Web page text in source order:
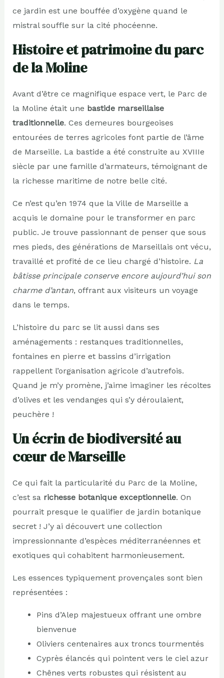
ce jardin est une bouffée d’oxygène quand le
mistral souffle sur la cité phocéenne.
Histoire et patrimoine du parc
de la Moline
Avant d’être ce magnifique espace vert, le Parc de
la Moline était une bastide marseillaise
traditionnelle. Ces demeures bourgeoises
entourées de terres agricoles font partie de l’âme
de Marseille. La bastide a été construite au XVIIIe
siècle par une famille d’armateurs, témoignant de
la richesse maritime de notre belle cité.
Ce n’est qu’en 1974 que la Ville de Marseille a
acquis le domaine pour le transformer en parc
public. Je trouve passionnant de penser que sous
mes pieds, des générations de Marseillais ont vécu,
travaillé et profité de ce lieu chargé d’histoire. La
bâtisse principale conserve encore aujourd’hui son
charme d’antan, offrant aux visiteurs un voyage
dans le temps.
L’histoire du parc se lit aussi dans ses
aménagements : restanques traditionnelles,
fontaines en pierre et bassins d’irrigation
rappellent l’organisation agricole d’autrefois.
Quand je m’y promène, j’aime imaginer les récoltes
d’olives et les vendanges qui s’y déroulaient,
peuchère !
Un écrin de biodiversité au
cœur de Marseille
Ce qui fait la particularité du Parc de la Moline,
c’est sa richesse botanique exceptionnelle. On
pourrait presque le qualifier de jardin botanique
secret ! J’y ai découvert une collection
impressionnante d’espèces méditerranéennes et
exotiques qui cohabitent harmonieusement.
Les essences typiquement provençales sont bien
représentées :
Pins d’Alep majestueux offrant une ombre
bienvenue
Oliviers centenaires aux troncs tourmentés
Cyprès élancés qui pointent vers le ciel azur
Chênes verts robustes qui résistent au